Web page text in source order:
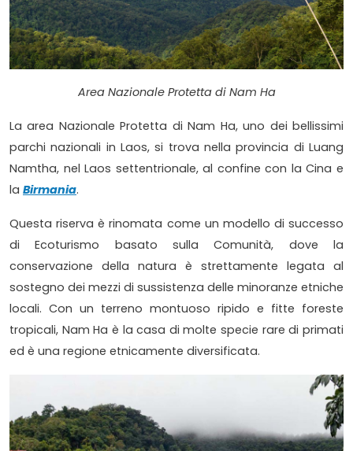
Area Nazionale Protetta di Nam Ha
La area Nazionale Protetta di Nam Ha, uno dei bellissimi
parchi nazionali in Laos, si trova nella provincia di Luang
Namtha, nel Laos settentrionale, al confine con la Cina e
la Birmania.
Questa riserva è rinomata come un modello di successo
di Ecoturismo basato sulla Comunità, dove la
conservazione della natura è strettamente legata al
sostegno dei mezzi di sussistenza delle minoranze etniche
locali. Con un terreno montuoso ripido e fitte foreste
tropicali, Nam Ha è la casa di molte specie rare di primati
ed è una regione etnicamente diversificata.